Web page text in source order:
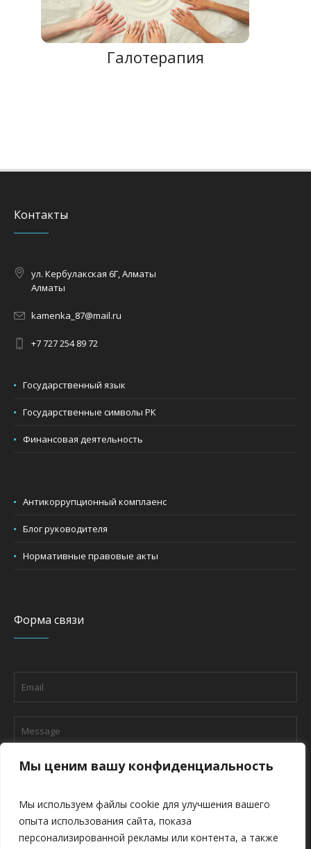
Мы ценим вашу конфиденциальность
Мы используем файлы cookie для улучшения вашего
опыта использования сайта, показа
персонализированной рекламы или контента, а также
Галотерапия
Контакты
ул. Кербулакская 6Г, Алматы
Алматы
kamenka_87@mail.ru
+7 727 254 89 72
Государственный язык
Государственные символы РК
Финансовая деятельность
Антикоррупционный комплаенс
Блог руководителя
Нормативные правовые акты
Форма связи